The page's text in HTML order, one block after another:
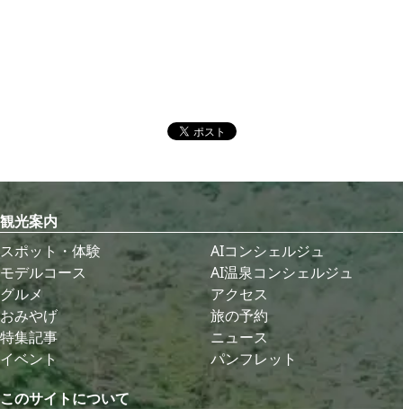
観光案内
スポット・体験
モデルコース
グルメ
おみやげ
特集記事
イベント
AIコンシェルジュ
AI温泉コンシェルジュ
アクセス
旅の予約
ニュース
パンフレット
このサイトについて